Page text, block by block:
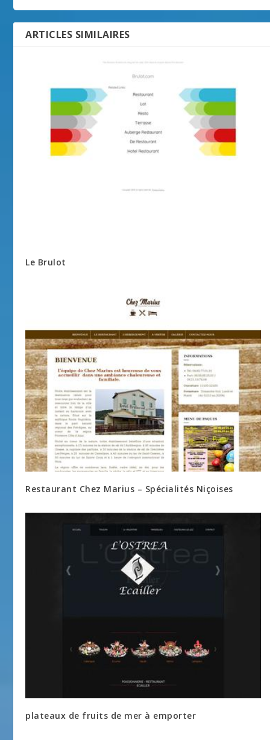
ARTICLES SIMILAIRES
Le Brulot
Restaurant Chez Marius – Spécialités Niçoises
plateaux de fruits de mer à emporter